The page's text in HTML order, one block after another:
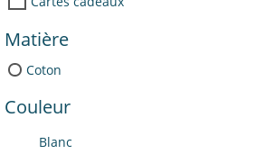
Matière
Coton
Couleur
Blanc